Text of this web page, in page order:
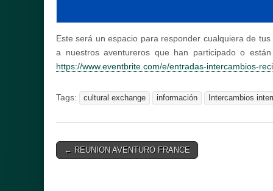
Este será un espacio para responder cualquiera de
a nuestros aventureros que han participado o
https://www.eventbrite.com/e/entradas-intercambios-
Tags: cultural exchange información Intercambios
Post← REUNION AVENTURO FRANCE